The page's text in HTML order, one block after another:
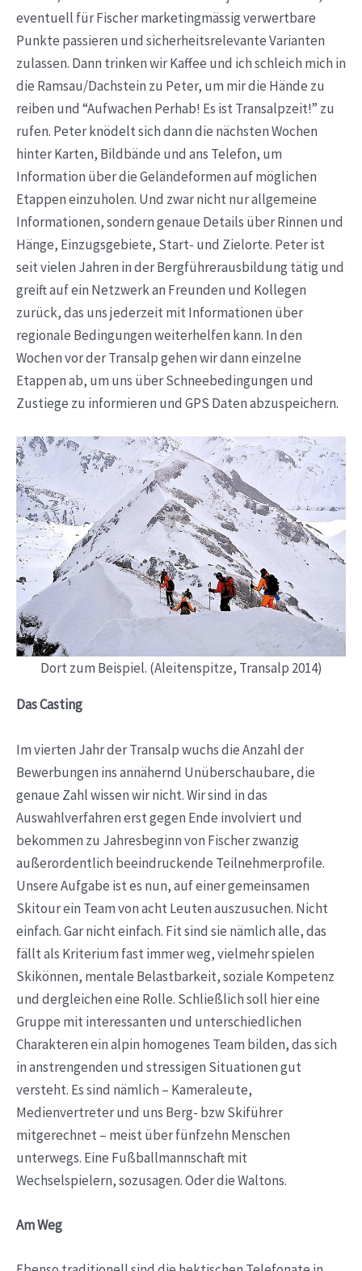
eventuell für Fischer marketingmässig verwertbare
Punkte passieren und sicherheitsrelevante Varianten
zulassen. Dann trinken wir Kaffee und ich schleich mich in
die Ramsau/Dachstein zu Peter, um mir die Hände zu
reiben und “Aufwachen Perhab! Es ist Transalpzeit!” zu
rufen. Peter knödelt sich dann die nächsten Wochen
hinter Karten, Bildbände und ans Telefon, um
Information über die Geländeformen auf möglichen
Etappen einzuholen. Und zwar nicht nur allgemeine
Informationen, sondern genaue Details über Rinnen und
Hänge, Einzugsgebiete, Start- und Zielorte. Peter ist
seit vielen Jahren in der Bergführerausbildung tätig und
greift auf ein Netzwerk an Freunden und Kollegen
zurück, das uns jederzeit mit Informationen über
regionale Bedingungen weiterhelfen kann. In den
Wochen vor der Transalp gehen wir dann einzelne
Etappen ab, um uns über Schneebedingungen und
Zustiege zu informieren und GPS Daten abzuspeichern.
Dort zum Beispiel. (Aleitenspitze, Transalp 2014)
Das Casting
Im vierten Jahr der Transalp wuchs die Anzahl der
Bewerbungen ins annähernd Unüberschaubare, die
genaue Zahl wissen wir nicht. Wir sind in das
Auswahlverfahren erst gegen Ende involviert und
bekommen zu Jahresbeginn von Fischer zwanzig
außerordentlich beeindruckende Teilnehmerprofile.
Unsere Aufgabe ist es nun, auf einer gemeinsamen
Skitour ein Team von acht Leuten auszusuchen. Nicht
einfach. Gar nicht einfach. Fit sind sie nämlich alle, das
fällt als Kriterium fast immer weg, vielmehr spielen
Skikönnen, mentale Belastbarkeit, soziale Kompetenz
und dergleichen eine Rolle. Schließlich soll hier eine
Gruppe mit interessanten und unterschiedlichen
Charakteren ein alpin homogenes Team bilden, das sich
in anstrengenden und stressigen Situationen gut
versteht. Es sind nämlich – Kameraleute,
Medienvertreter und uns Berg- bzw Skiführer
mitgerechnet – meist über fünfzehn Menschen
unterwegs. Eine Fußballmannschaft mit
Wechselspielern, sozusagen. Oder die Waltons.
Am Weg